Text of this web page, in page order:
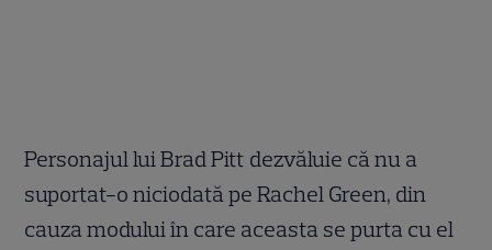
Personajul lui Brad Pitt dezvăluie că nu a
suportat-o niciodată pe Rachel Green, din
cauza modului în care aceasta se purta cu el